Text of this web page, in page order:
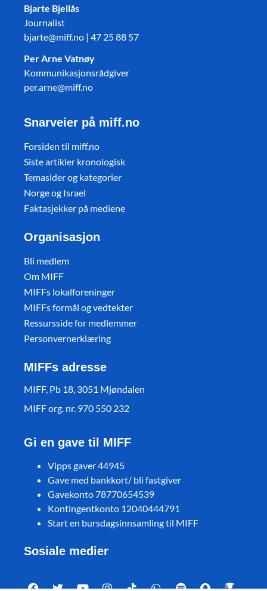
Bjarte Bjellås
Journalist
bjarte@miff.no | 47 25 88 57
Per Arne Vatnøy
Kommunikasjonsrådgiver
per.arne@miff.no
Snarveier på miff.no
Forsiden til miff.no
Siste artikler kronologisk
Temasider og kategorier
Norge og Israel
Faktasjekker på mediene
Organisasjon
Bli medlem
Om MIFF
MIFFs lokalforeninger
MIFFs formål og vedtekter
Ressursside for medlemmer
Personvernerklæring
MIFFs adresse
MIFF, Pb 18, 3051 Mjøndalen
MIFF org. nr. 970 550 232
Gi en gave til MIFF
Vipps gaver 44945
Gave med bankkort/ bli fastgiver
Gavekonto 78770654539
Kontingentkonto 12040444791
Start en bursdagsinnsamling til MIFF
Sosiale medier